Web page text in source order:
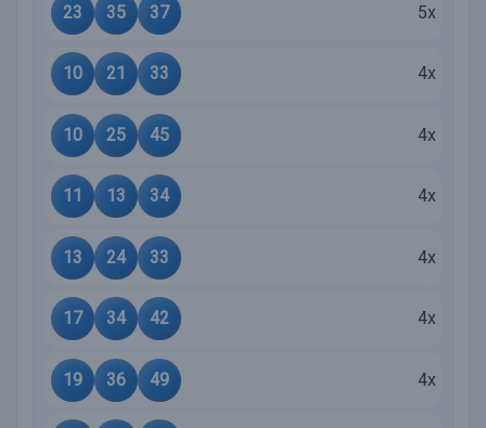
23 35 37 5x
10 21 33 4x
10 25 45 4x
11 13 34 4x
13 24 33 4x
17 34 42 4x
19 36 49 4x